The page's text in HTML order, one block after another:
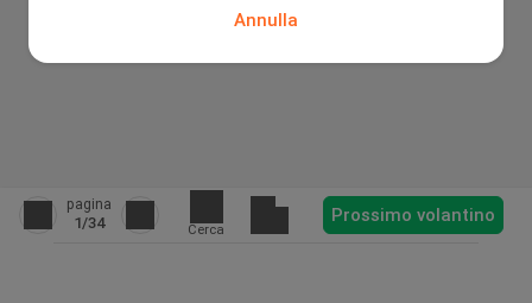
Annulla
pagina
1/34 Cerca
Prossimo volantino